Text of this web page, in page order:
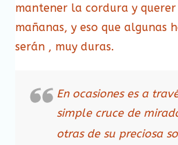
mantener la cordura y
mañanas, y eso que algunas
serán , muy duras.
En ocasiones es a
simple cruce de
otras de su preciosa